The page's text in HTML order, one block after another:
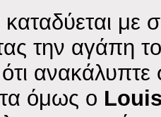
με
την αγάπη
όμως ο